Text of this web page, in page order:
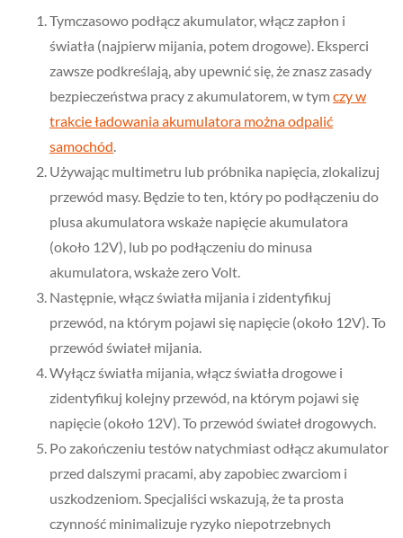
Tymczasowo podłącz akumulator, włącz zapłon i
światła (najpierw mijania, potem drogowe). Eksperci
zawsze podkreślają, aby upewnić się, że znasz zasady
bezpieczeństwa pracy z akumulatorem, w tym czy w
trakcie ładowania akumulatora można odpalić
samochód
Używając multimetru lub próbnika napięcia, zlokalizuj
przewód masy. Będzie to ten, który po podłączeniu do
plusa akumulatora wskaże napięcie akumulatora
(około 12V), lub po podłączeniu do minusa
akumulatora, wskaże zero Volt.
Następnie, włącz światła mijania i zidentyfikuj
przewód, na którym pojawi się napięcie (około 12V). To
przewód świateł mijania.
Wyłącz światła mijania, włącz światła drogowe i
zidentyfikuj kolejny przewód, na którym pojawi się
napięcie (około 12V). To przewód świateł drogowych.
Po zakończeniu testów natychmiast odłącz akumulator
przed dalszymi pracami, aby zapobiec zwarciom i
uszkodzeniom. Specjaliści wskazują, że ta prosta
czynność minimalizuje ryzyko niepotrzebnych